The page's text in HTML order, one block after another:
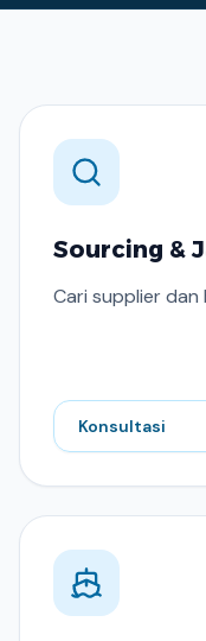
Sourcing &
Cari supplier dan
Konsultasi